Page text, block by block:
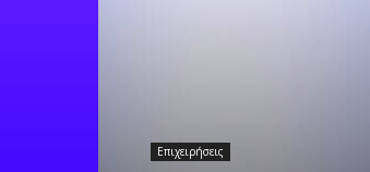
Επιχειρήσεις